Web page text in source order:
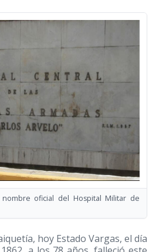
oficial del Hospital Militar de
hoy Estado Vargas, el día